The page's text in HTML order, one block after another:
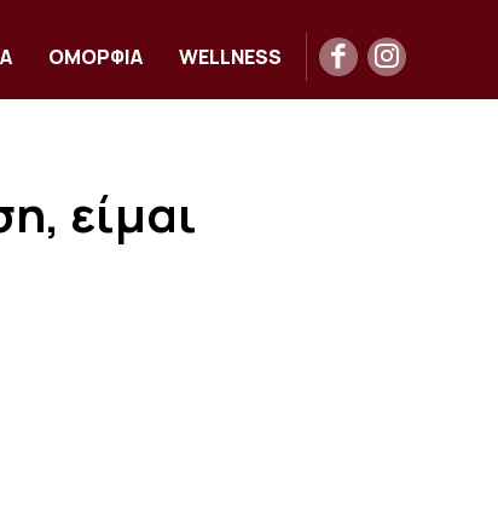
ΟΜΟΡΦΙΑ WELLNESS
είμαι